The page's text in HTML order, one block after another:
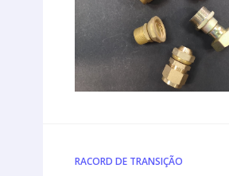
RACORD DE TRANSIÇÃO